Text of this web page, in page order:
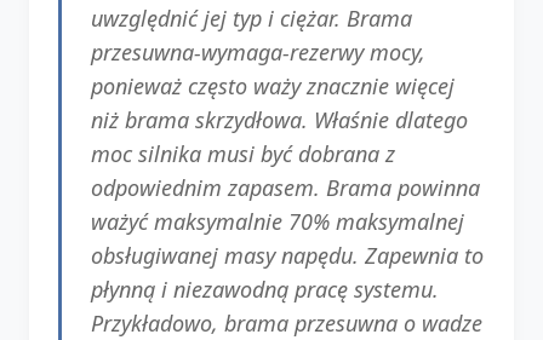
uwzględnić jej typ i ciężar. Brama
przesuwna-wymaga-rezerwy mocy,
ponieważ często waży znacznie więcej
niż brama skrzydłowa. Właśnie dlatego
moc silnika musi być dobrana z
odpowiednim zapasem. Brama powinna
ważyć maksymalnie 70% maksymalnej
obsługiwanej masy napędu. Zapewnia to
płynną i niezawodną pracę systemu.
Przykładowo, brama przesuwna o wadze